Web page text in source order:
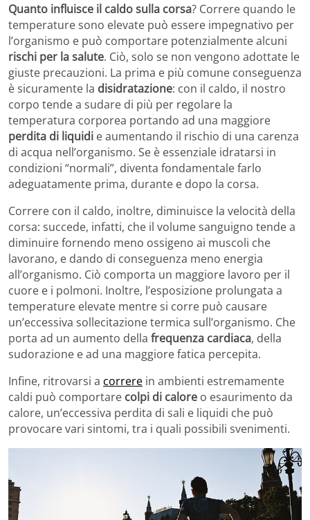
Quanto influisce il caldo sulla corsa? Correre quando le
temperature sono elevate può essere impegnativo per
l’organismo e può comportare potenzialmente alcuni
rischi per la salute. Ciò, solo se non vengono adottate le
giuste precauzioni. La prima e più comune conseguenza
è sicuramente la disidratazione: con il caldo, il nostro
corpo tende a sudare di più per regolare la
temperatura corporea portando ad una maggiore
perdita di liquidi e aumentando il rischio di una carenza
di acqua nell’organismo. Se è essenziale idratarsi in
condizioni “normali”, diventa fondamentale farlo
adeguatamente prima, durante e dopo la corsa.
Correre con il caldo, inoltre, diminuisce la velocità della
corsa: succede, infatti, che il volume sanguigno tende a
diminuire fornendo meno ossigeno ai muscoli che
lavorano, e dando di conseguenza meno energia
all’organismo. Ciò comporta un maggiore lavoro per il
cuore e i polmoni. Inoltre, l’esposizione prolungata a
temperature elevate mentre si corre può causare
un’eccessiva sollecitazione termica sull’organismo. Che
porta ad un aumento della frequenza cardiaca, della
sudorazione e ad una maggiore fatica percepita.
Infine, ritrovarsi a correre in ambienti estremamente
caldi può comportare colpi di calore o esaurimento da
calore, un’eccessiva perdita di sali e liquidi che può
provocare vari sintomi, tra i quali possibili svenimenti.